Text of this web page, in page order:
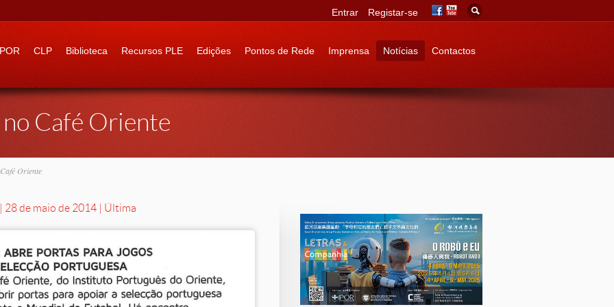
to: CLP Biblioteca Recursos PLE Edições Pontos de Rede Imprensa Notícias Contactos
Entrar Registar-se
no Café Oriente
Oriente
28 de maio de 2014 | Última